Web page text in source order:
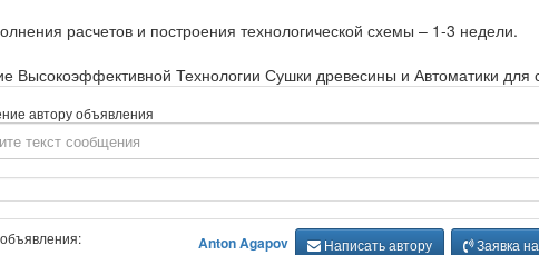
расчетов и построения технологической схемы – 1-3 недели.
Высокоэффективной Технологии Сушки древесины и Автоматики
автору объявления
Anton Agapov Написать автору Заявка